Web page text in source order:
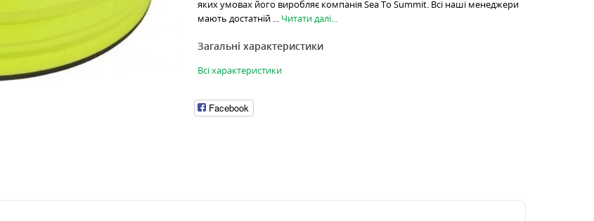
яких умовах його виробляє компанія Sea To Summit. Всі наші менеджери
мають достатній ... Читати далі...
Загальні характеристики
Всі характеристики
Facebook